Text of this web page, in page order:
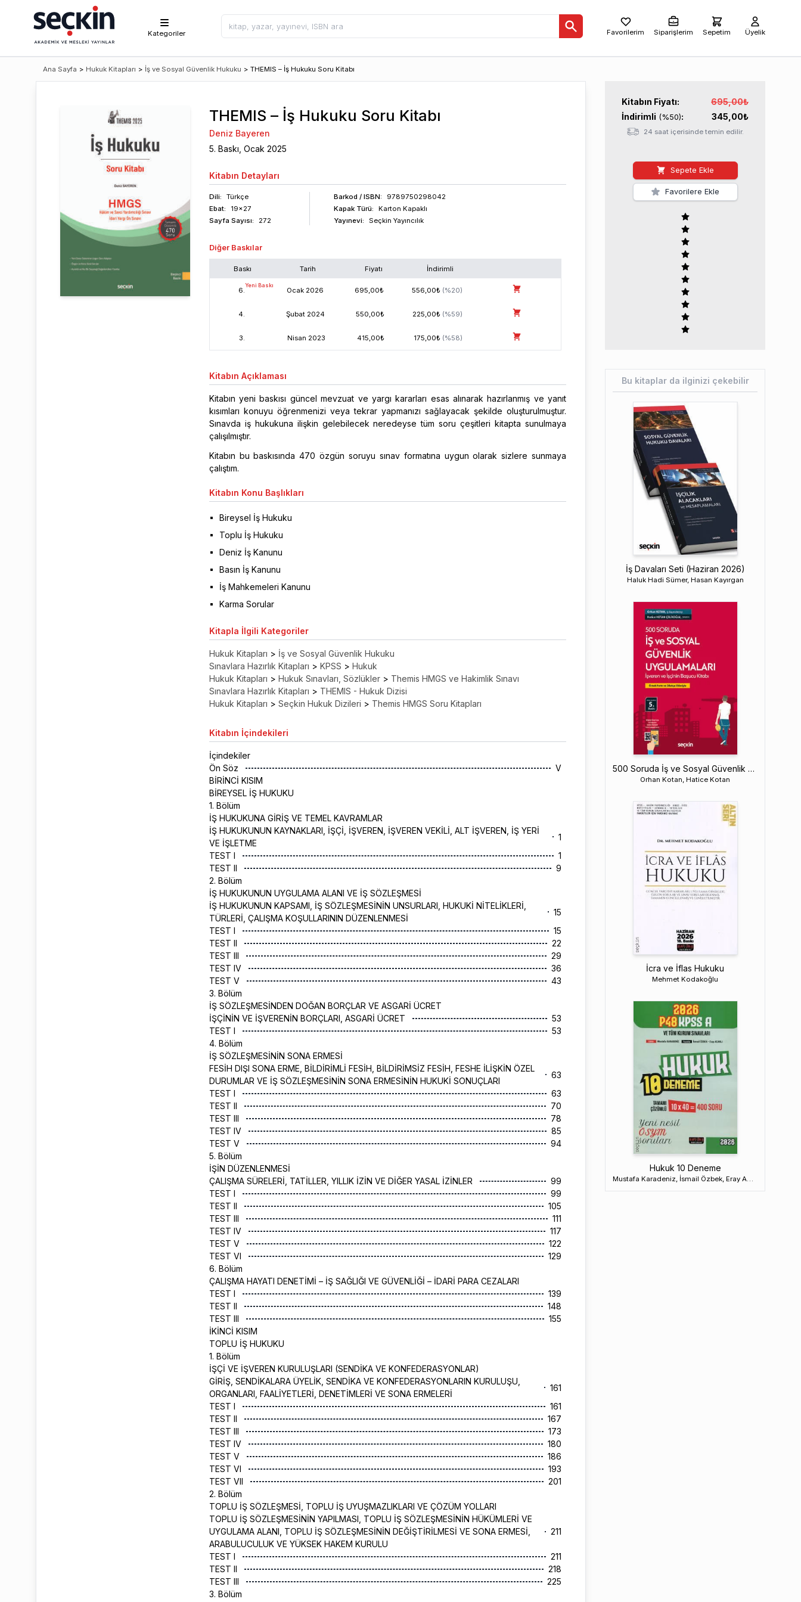
Kategoriler Favorilerim Siparişlerim Sepetim Üyelik
Ana Sayfa > Hukuk Kitapları > İş ve Sosyal Güvenlik Hukuku > THEMIS – İş Hukuku Soru Kitabı
THEMIS – İş Hukuku Soru Kitabı
Deniz Bayeren
5. Baskı, Ocak 2025
Kitabın Detayları
Dili:
Türkçe
Ebat:
19x27
Sayfa Sayısı: 272
Barkod / ISBN:
9789750298042
Kapak Türü:
Karton Kapaklı
Yayınevi:
Seçkin Yayıncılık
Diğer Baskılar
Baskı Tarih Fiyatı İndirimli
6.
Yeni Baskı
Ocak 2026 695,00₺ 556,00₺ (%20)
4. Şubat 2024 550,00₺ 225,00₺ (%59)
3. Nisan 2023 415,00₺ 175,00₺ (%58)
Kitabın Açıklaması
Kitabın yeni baskısı güncel mevzuat ve yargı kararları esas alınarak hazırlanmış ve yanıt
kısımları konuyu öğrenmenizi veya tekrar yapmanızı sağlayacak şekilde oluşturulmuştur.
Sınavda iş hukukuna ilişkin gelebilecek neredeyse tüm soru çeşitleri kitapta sunulmaya
çalışılmıştır.
Kitabın bu baskısında 470 özgün soruyu sınav formatına uygun olarak sizlere sunmaya
çalıştım.
Kitabın Konu Başlıkları
Bireysel İş Hukuku
Toplu İş Hukuku
Deniz İş Kanunu
Basın İş Kanunu
İş Mahkemeleri Kanunu
Karma Sorular
Kitapla İlgili Kategoriler
Hukuk Kitapları > İş ve Sosyal Güvenlik Hukuku
Sınavlara Hazırlık Kitapları > KPSS > Hukuk
Hukuk Kitapları > Hukuk Sınavları, Sözlükler > Themis HMGS ve Hakimlik Sınavı
Sınavlara Hazırlık Kitapları > THEMIS - Hukuk Dizisi
Hukuk Kitapları > Seçkin Hukuk Dizileri > Themis HMGS Soru Kitapları
Kitabın İçindekileri
İçindekiler
Ön Söz
V
BİRİNCİ KISIM
BİREYSEL İŞ HUKUKU
1. Bölüm
İŞ HUKUKUNA GİRİŞ VE TEMEL KAVRAMLAR
İŞ HUKUKUNUN KAYNAKLARI, İŞÇİ, İŞVEREN, İŞVEREN VEKİLİ, ALT İŞVEREN, İŞ YERİ
VE İŞLETME
1
TEST I
1
TEST II
9
2. Bölüm
İŞ HUKUKUNUN UYGULAMA ALANI VE İŞ SÖZLEŞMESİ
İŞ HUKUKUNUN KAPSAMI, İŞ SÖZLEŞMESİNİN UNSURLARI, HUKUKİ NİTELİKLERİ,
TÜRLERİ, ÇALIŞMA KOŞULLARININ DÜZENLENMESİ
15
TEST I
15
TEST II
22
TEST III
29
TEST IV
36
TEST V
43
3. Bölüm
İŞ SÖZLEŞMESİNDEN DOĞAN BORÇLAR VE ASGARİ ÜCRET
İŞÇİNİN VE İŞVERENİN BORÇLARI, ASGARİ ÜCRET
53
TEST I
53
4. Bölüm
İŞ SÖZLEŞMESİNİN SONA ERMESİ
FESİH DIŞI SONA ERME, BİLDİRİMLİ FESİH, BİLDİRİMSİZ FESİH, FESHE İLİŞKİN ÖZEL
DURUMLAR VE İŞ SÖZLEŞMESİNİN SONA ERMESİNİN HUKUKİ SONUÇLARI
63
TEST I
63
TEST II
70
TEST III
78
TEST IV
85
TEST V
94
5. Bölüm
İŞİN DÜZENLENMESİ
ÇALIŞMA SÜRELERİ, TATİLLER, YILLIK İZİN VE DİĞER YASAL İZİNLER
99
TEST I
99
TEST II
105
TEST III
111
TEST IV
117
TEST V
122
TEST VI
129
6. Bölüm
ÇALIŞMA HAYATI DENETİMİ – İŞ SAĞLIĞI VE GÜVENLİĞİ – İDARİ PARA CEZALARI
TEST I
139
TEST II
148
TEST III
155
İKİNCİ KISIM
TOPLU İŞ HUKUKU
1. Bölüm
İŞÇİ VE İŞVEREN KURULUŞLARI (SENDİKA VE KONFEDERASYONLAR)
GİRİŞ, SENDİKALARA ÜYELİK, SENDİKA VE KONFEDERASYONLARIN KURULUŞU,
ORGANLARI, FAALİYETLERİ, DENETİMLERİ VE SONA ERMELERİ
161
TEST I
161
TEST II
167
TEST III
173
TEST IV
180
TEST V
186
TEST VI
193
TEST VII
201
2. Bölüm
TOPLU İŞ SÖZLEŞMESİ, TOPLU İŞ UYUŞMAZLIKLARI VE ÇÖZÜM YOLLARI
TOPLU İŞ SÖZLEŞMESİNİN YAPILMASI, TOPLU İŞ SÖZLEŞMESİNİN HÜKÜMLERİ VE
UYGULAMA ALANI, TOPLU İŞ SÖZLEŞMESİNİN DEĞİŞTİRİLMESİ VE SONA ERMESİ,
ARABULUCULUK VE YÜKSEK HAKEM KURULU
211
TEST I
211
TEST II
218
TEST III
225
3. Bölüm
Kitabın Fiyatı: 695,00₺
İndirimli (%50): 345,00₺
24 saat içerisinde temin edilir.
Sepete Ekle
Favorilere Ekle
Bu kitaplar da ilginizi çekebilir
İş Davaları Seti (Haziran 2026)
Haluk Hadi Sümer, Hasan Kayırgan
500 Soruda İş ve Sosyal Güvenlik Uygulamaları
Orhan Kotan, Hatice Kotan
İcra ve İflas Hukuku
Mehmet Kodakoğlu
Hukuk 10 Deneme